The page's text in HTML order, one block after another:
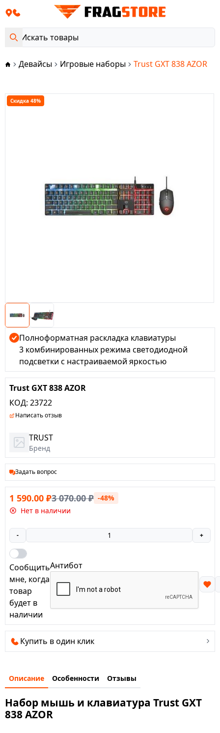
Девайсы Игровые наборы Trust GXT 838 AZOR
Скидка 48%
Полноформатная раскладка клавиатуры
3 комбинированных режима светодиодной
подсветки с настраиваемой яркостью
Надежное распознавание комбинаций клавиш
(до 8 одновременных нажатий)
отключение клавиши Windows
Резиновые ножки, предотвращающие
скольжение, и 2 уровня регулировки наклона
12 мультимедийных функциональных клавиш
Кнопка выбора скорости на мыши (800–
3000 точек на дюйм)
6 кнопок мыши
Безостановочная смена цветов
Гладкие насадки для скольжения с минимальным
трением
Trust GXT 838 AZOR
КОД: 23722
Написать отзыв
TRUST
Бренд
Задать вопрос
1 590.00 ₽3 070.00₽ -48%
Нет в наличии
- +
Сообщить
мне, когда
товар
будет в
наличии
Антибот
Купить в один клик
Описание Особенности Отзывы
Набор мышь и клавиатура Trust GXT
838 AZOR